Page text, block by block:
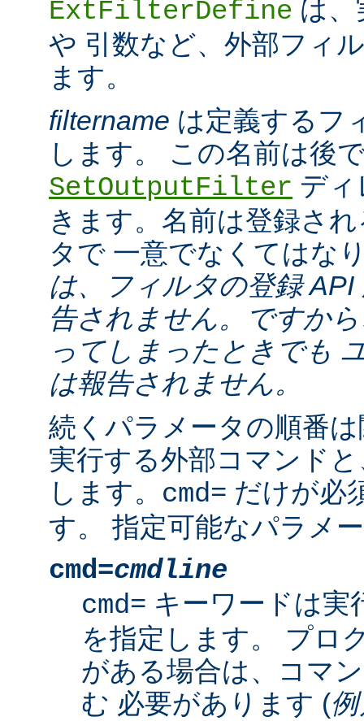
ExtFilterDefine は
や 引数など、外部フィ
ます。
filtername は定義するフ
します。 この名前は後
SetOutputFilter デ
きます。名前は登録さ
タで 一意でなくてはな
は、フィルタの登録
告されません。ですか
ってしまったときでも
は報告されません。
続くパラメータの順番
実行する外部コマンド
します。 cmd= だけが必
す。 指定可能なパラメ
cmd=cmdline
cmd= キーワードは実
を指定します。 プロ
がある場合は、コマ
む 必要があります (